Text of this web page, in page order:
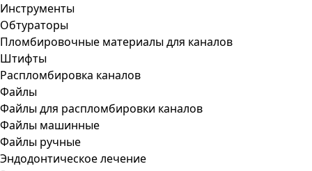
Инструменты
Обтураторы
Пломбировочные материалы для каналов
Штифты
Распломбировка каналов
Файлы
Файлы для распломбировки каналов
Файлы машинные
Файлы ручные
Эндодонтическое лечение